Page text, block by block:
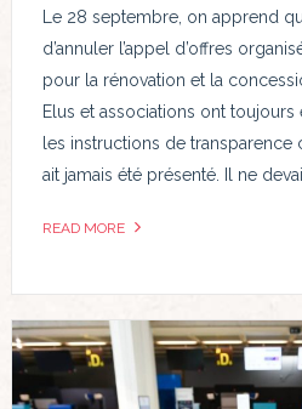
Le 28 septembre, on apprend
d’annuler l’appel d’offres
pour la rénovation et la
Elus et associations ont
les instructions de transparence
ait jamais été présenté. Il ne
READ MORE